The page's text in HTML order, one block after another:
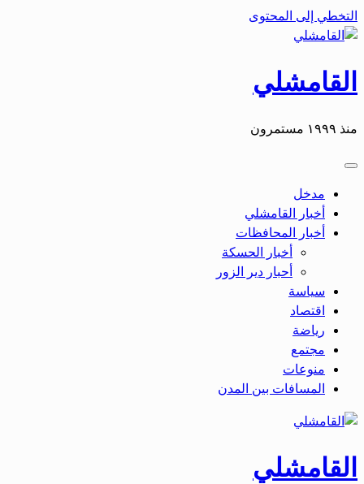
التخطي إلى المحتوى
القامشلي
منذ ١٩٩٩ مستمرون
مدخل
أخبار القامشلي
أخبار المحافظات
أخبار الحسكة
أحبار دير الزور
سياسة
اقتصاد
رياضة
مجتمع
منوعات
المسافات بين المدن
القامشلي